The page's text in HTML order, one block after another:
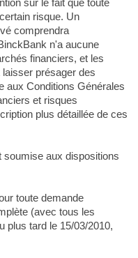
sur le fait que toute
risque. Un
comprendra
n'a aucune
financiers, et les
présager des
aux Conditions Générales
et risques
plus détaillée de ces
soumise aux dispositions
toute demande
(avec tous les
plus tard le 15/03/2010,